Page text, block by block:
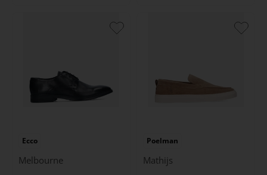
Ecco
Melbourne
Poelman
Mathijs